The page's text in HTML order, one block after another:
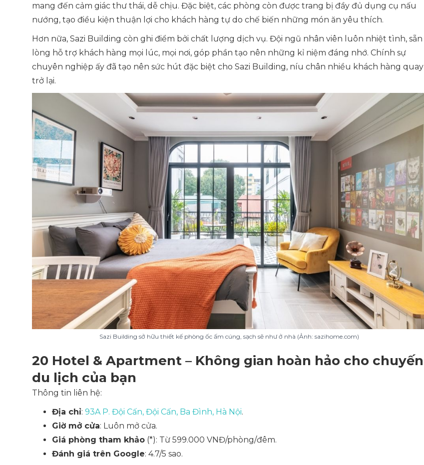
mang đến cảm giác thư thái, dễ chịu. Đặc biệt, các phòng còn được trang bị đầy đủ dụng cụ nấu
nướng, tạo điều kiện thuận lợi cho khách hàng tự do chế biến những món ăn yêu thích.
Hơn nữa, Sazi Building còn ghi điểm bởi chất lượng dịch vụ. Đội ngũ nhân viên luôn nhiệt tình, sẵn
lòng hỗ trợ khách hàng mọi lúc, mọi nơi, góp phần tạo nên những kỉ niệm đáng nhớ. Chính sự
chuyên nghiệp ấy đã tạo nên sức hút đặc biệt cho Sazi Building, níu chân nhiều khách hàng quay
trở lại.
Sazi Building sở hữu thiết kế phòng ốc ấm cúng, sạch sẽ như ở nhà (Ảnh: sazihome.com)
20 Hotel & Apartment – Không gian hoàn hảo cho chuyến
du lịch của bạn
Thông tin liên hệ:
Địa chỉ: 93A P. Đội Cấn, Đội Cấn, Ba Đình, Hà Nội.
Giờ mở cửa: Luôn mở cửa.
Giá phòng tham khảo (*): Từ 599.000 VNĐ/phòng/đêm.
Đánh giá trên Google: 4.7/5 sao.